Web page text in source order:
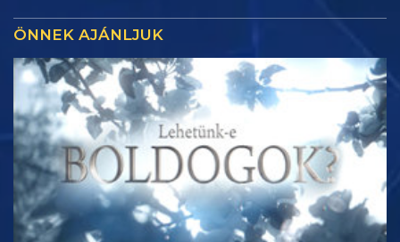
ÖNNEK AJÁNLJUK